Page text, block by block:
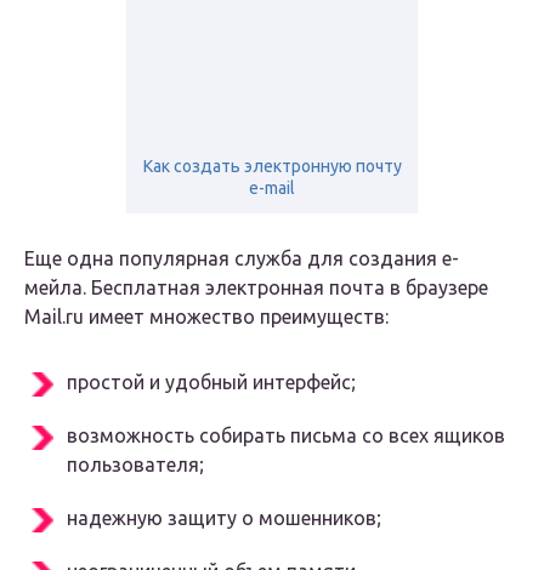
Как создать электронную почту
e-mail
Еще одна популярная служба для создания е-
мейла. Бесплатная электронная почта в браузере
Mail.ru имеет множество преимуществ:
простой и удобный интерфейс;
возможность собирать письма со всех ящиков
пользователя;
надежную защиту о мошенников;